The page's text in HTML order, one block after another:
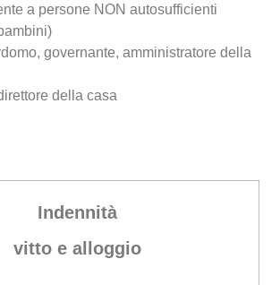
a persone NON autosufficienti
governante, amministratore della
della casa
Indennità
vitto e alloggio